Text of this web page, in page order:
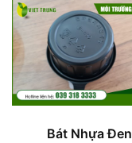
Bát Nhựa Đen